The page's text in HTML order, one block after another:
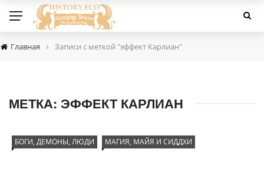
Главная › Записи с меткой "эффект Карлиан"
МЕТКА: ЭФФЕКТ КАРЛИАН
БОГИ, ДЕМОНЫ, ЛЮДИ МАГИЯ, МАЙЯ И СИДДХИ